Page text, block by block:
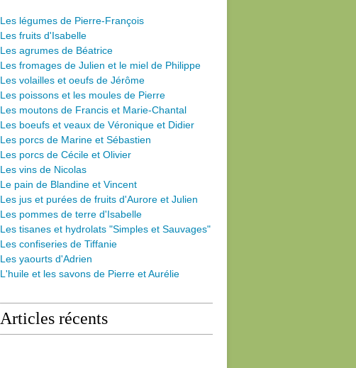
Les légumes de Pierre-François
Les fruits d'Isabelle
Les agrumes de Béatrice
Les fromages de Julien et le miel de Philippe
Les volailles et oeufs de Jérôme
Les poissons et les moules de Pierre
Les moutons de Francis et Marie-Chantal
Les boeufs et veaux de Véronique et Didier
Les porcs de Marine et Sébastien
Les porcs de Cécile et Olivier
Les vins de Nicolas
L e pain de Blandine et Vincent
Les jus et purées de fruits d'Aurore et Julien
Les pommes de terre d'Isabelle
Les tisanes et hydrolats "Simples et Sauvages"
Les confiseries de Tiffanie
Les yaourts d'Adrien
L'huile et les savons de Pierre et Aurélie
Articles récents